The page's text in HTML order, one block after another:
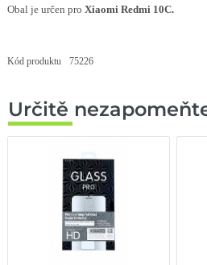
Obal je určen pro Xiaomi Redmi 10C.
Kód produktu 75226
Určitě